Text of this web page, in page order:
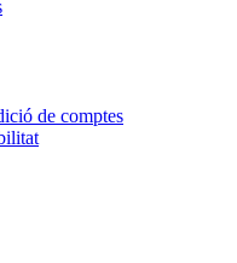
de comptes